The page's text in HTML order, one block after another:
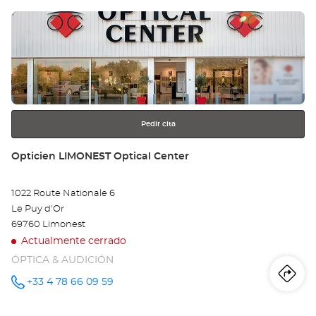
Pulse
ENTER
obtener
más
información
Pedir cita
Tienda:
Opticien LIMONEST Optical Center
1022 Route Nationale 6
Le Puy d'Or
69760 Limonest
Actualmente cerrado
ÓPTICA & AUDICIÓN
número
+33 4 78 66 09 59
a